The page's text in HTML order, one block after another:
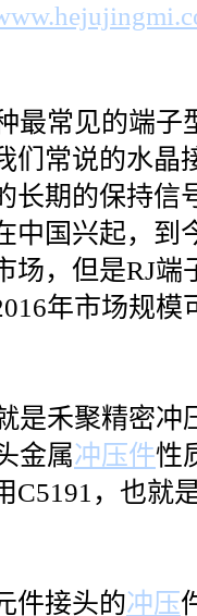
最常见的端子
们常说的水晶
长期的保持信
中国兴起，到
场，但是RJ端
年市场规模
是禾聚精密冲
金属冲压件性
C5191，也就
件接头的冲压